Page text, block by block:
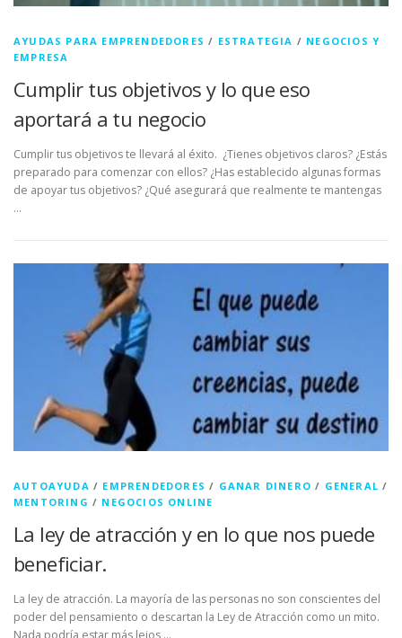
AYUDAS PARA EMPRENDEDORES / ESTRATEGIA / NEGOCIOS Y
EMPRESA
Cumplir tus objetivos y lo que eso
aportará a tu negocio
Cumplir tus objetivos te llevará al éxito. ¿Tienes objetivos claros? ¿Estás
preparado para comenzar con ellos? ¿Has establecido algunas formas
de apoyar tus objetivos? ¿Qué asegurará que realmente te mantengas
…
AUTOAYUDA / EMPRENDEDORES / GANAR DINERO / GENERAL /
MENTORING / NEGOCIOS ONLINE
La ley de atracción y en lo que nos puede
beneficiar.
La ley de atracción. La mayoría de las personas no son conscientes del
poder del pensamiento o descartan la Ley de Atracción como un mito.
Nada podría estar más lejos …